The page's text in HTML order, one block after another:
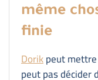
même
finie
Dorikpeut
peut pas décider